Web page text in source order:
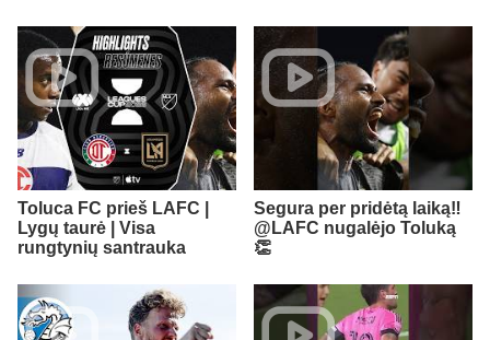
Toluca FC prieš LAFC |
Lygų taurė | Visa
rungtynių santrauka
Segura per pridėtą laiką‼️ ​
@LAFC nugalėjo Toluką
👏